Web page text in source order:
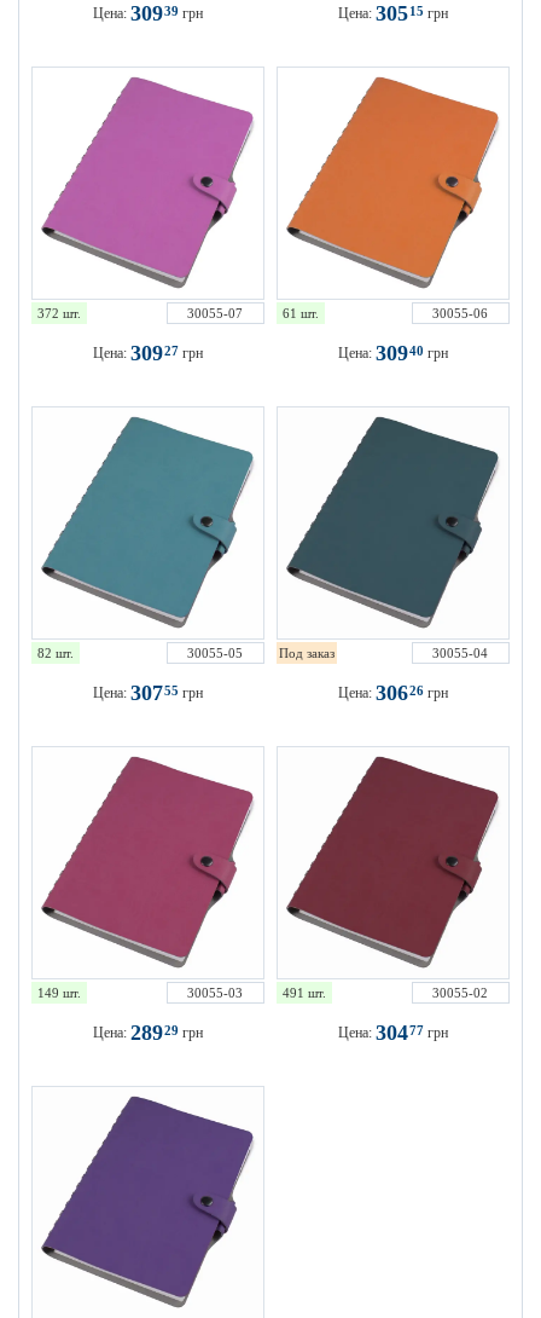
Цена: 30939 грн Цена: 30515 грн
372 шт. 30055-07
Цена: 30927 грн
61 шт. 30055-06
Цена: 30940 грн
82 шт. 30055-05
Цена: 30755 грн
Под заказ 30055-04
Цена: 30626 грн
149 шт. 30055-03
Цена: 28929 грн
491 шт. 30055-02
Цена: 30477 грн